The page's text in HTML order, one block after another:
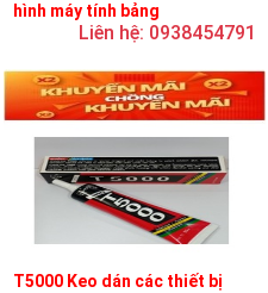
hình máy tính bảng
Liên hệ: 0938454791
T5000 Keo dán các thiết bị